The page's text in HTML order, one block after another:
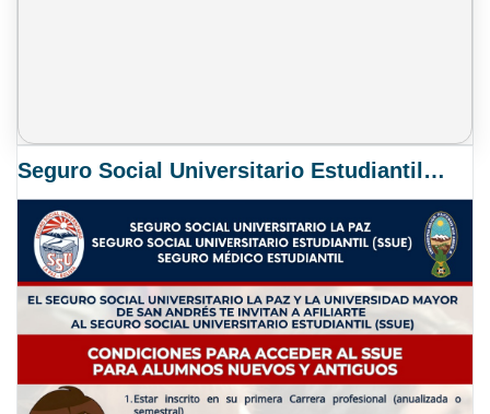
Seguro Social Universitario Estudiantil SSUE